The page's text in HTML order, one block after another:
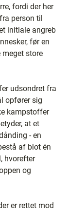
fordi der her
person til
initiale angreb
før en
store
udsondret fra
opfører sig
kampstoffer
at et
- en
af blot én
hvorefter
og
er rettet mod